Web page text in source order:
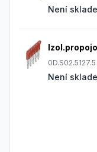
Není
0D.S02.5127.5
Není